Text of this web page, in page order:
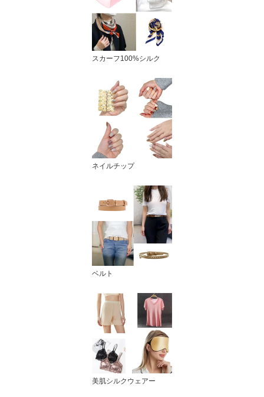
スカーフ100%シルク
ネイルチップ
ベルト
美肌シルクウェアー